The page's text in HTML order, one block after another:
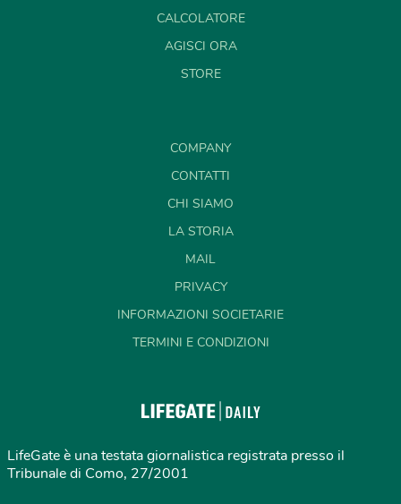
CALCOLATORE
AGISCI ORA
STORE
COMPANY
CONTATTI
CHI SIAMO
LA STORIA
MAIL
PRIVACY
INFORMAZIONI SOCIETARIE
TERMINI E CONDIZIONI
LifeGate è una testata giornalistica registrata presso il
Tribunale di Como, 27/2001